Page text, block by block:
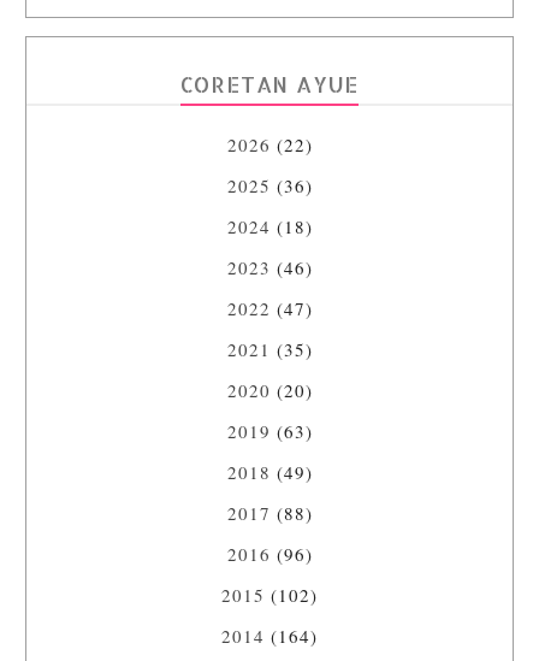
CORETAN AYUE
2026 (22)
2025 (36)
2024 (18)
2023 (46)
2022 (47)
2021 (35)
2020 (20)
2019 (63)
2018 (49)
2017 (88)
2016 (96)
2015 (102)
2014 (164)